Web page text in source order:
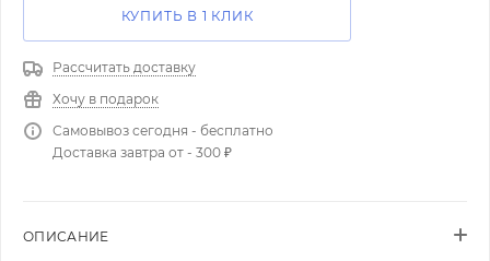
КУПИТЬ В 1 КЛИК
Рассчитать доставку
Хочу в подарок
Самовывоз сегодня - бесплатно
Доставка завтра от - 300 ₽
ОПИСАНИЕ